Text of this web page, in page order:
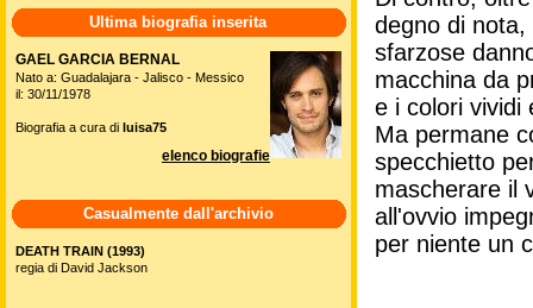
degno di
sfarzose
macchina da
e i colori vividi
Ma permane
specchietto
mascherare il
all'ovvio
per niente un
Ultima biografia inserita
GAEL GARCIA BERNAL
Nato a: Guadalajara - Jalisco - Messico
il: 30/11/1978
Biografia a cura di luisa75
elenco biografie
Casualmente dall'archivio
DEATH TRAIN (1993)
regia di David Jackson